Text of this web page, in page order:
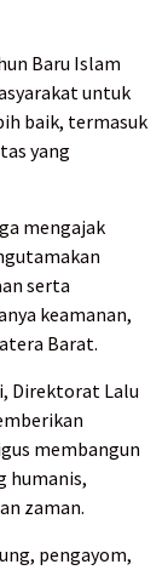
Baru Islam
untuk
baik, termasuk
yang
mengajak
serta
keamanan,
Barat.
Direktorat Lalu
membangun
humanis,
zaman.
pengayom,